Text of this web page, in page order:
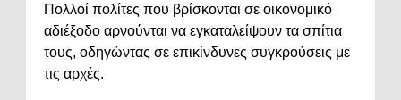
Πολλοί πολίτες που βρίσκονται σε οικονομικό
αδιέξοδο αρνούνται να εγκαταλείψουν τα σπίτια
τους, οδηγώντας σε επικίνδυνες συγκρούσεις με
τις αρχές.